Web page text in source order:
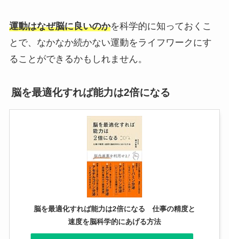
運動はなぜ脳に良いのかを科学的に知っておくこ
とで、なかなか続かない運動をライフワークにす
ることができるかもしれません。
脳を最適化すれば能力は2倍になる
脳を最適化すれば能力は2倍になる 仕事の精度と
速度を脳科学的にあげる方法